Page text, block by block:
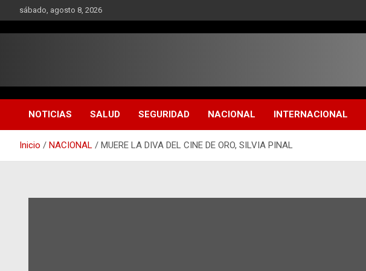
al
contenido
sábado, agosto 8, 2026
NOTICIAS SALUD SEGURIDAD NACIONAL INTERNACIONAL
Inicio NACIONAL MUERE LA DIVA DEL CINE DE ORO, SILVIA PINAL